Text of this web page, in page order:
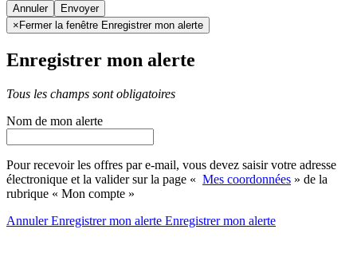
Annuler
× Fermer la fenêtre Enregistrer mon alerte
Enregistrer mon alerte
Tous les champs sont obligatoires
Nom de mon alerte
Pour recevoir les offres par e-mail, vous devez saisir votre adresse
électronique et la valider sur la page « Mes coordonnées » de la
rubrique « Mon compte »
AnnulerEnregistrer mon alerte Enregistrermon alerte